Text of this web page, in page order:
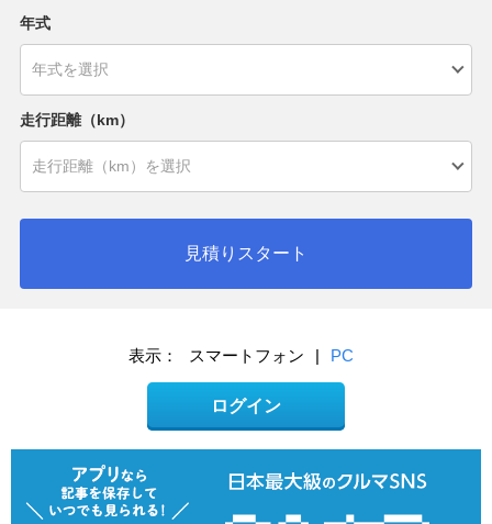
年式
走行距離（km）
見積りスタート
表示： スマートフォン | PC
ログイン